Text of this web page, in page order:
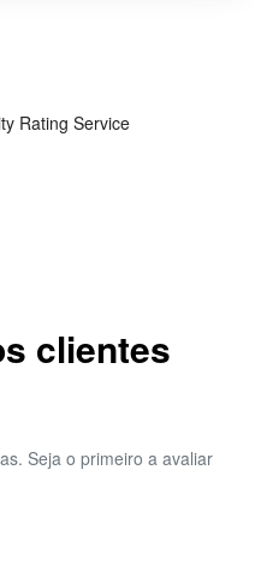
Rating Service
clientes
Seja o primeiro a avaliar